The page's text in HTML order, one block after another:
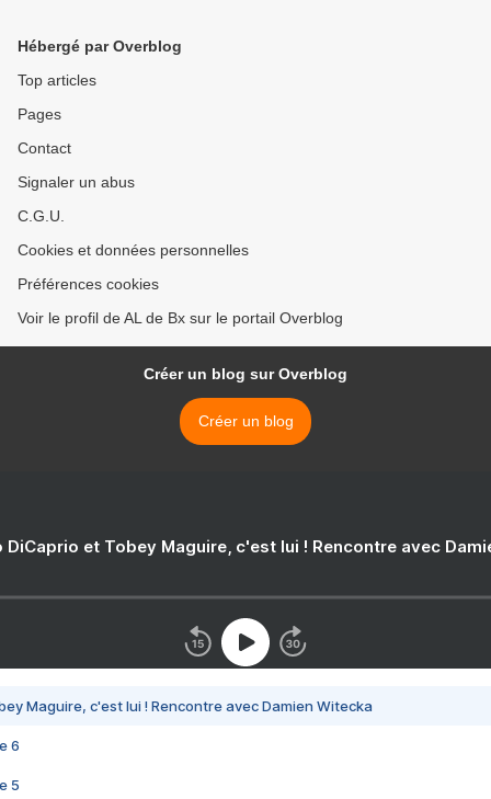
Hébergé par Overblog
Top articles
Pages
Contact
Signaler un abus
C.G.U.
Cookies et données personnelles
Préférences cookies
Voir le profil de AL de Bx sur le portail Overblog
Créer un blog sur Overblog
Créer un blog
DiCaprio et Tobey Maguire, c'est lui ! Rencontre avec
Maguire, c'est lui ! Rencontre avec Damien Witecka
6
5